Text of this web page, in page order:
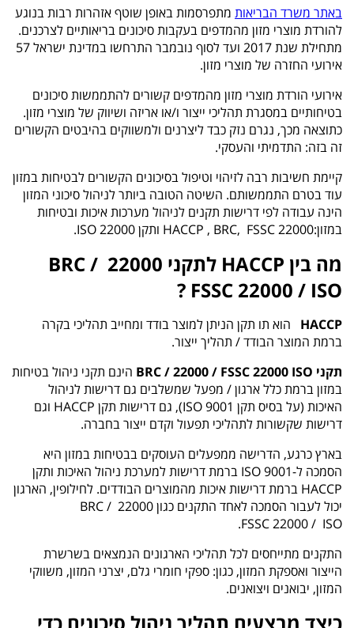
באתר משרד הבריאות מתפרסמות באופן שוטף אזהרות רבות בנוגע
להורדת מוצרי מזון מהמדפים בעקבות סיכונים בריאותיים לצרכנים.
מתחילת שנת 2017 ועד לסוף נובמבר התרחשו במדינת ישראל 57
אירועי החזרה של מוצרי מזון.
אירועי הורדת מוצרי מזון מהמדפים קשורים להתממשות סיכונים
בטיחותיים במסגרת תהליכי ייצור ו/או אריזה ושיווק של מוצרי מזון.
כתוצאה מכך, נגרם נזק כבד ליצרנים ולמשווקים בהיבטים הקשורים
זה בזה: התדמיתי והעסקי.
קיימת חשיבות רבה לזיהוי וטיפול בסיכונים הקשורים לבטיחות במזון
עוד בטרם התממשותם. השיטה הטובה ביותר לניהול סיכוני המזון
הינה עבודה לפי דרישות תקנים לניהול מערכות איכות ובטיחות
במזון:22000 HACCP , BRC, FSSC ותקן 22000 ISO.
מה בין HACCP לתקני 22000 BRC /
FSSC 22000 / ISO ?
HACCP הוא תו תקן הניתן למוצר בודד ומחייב תהליכי בקרה
ברמת המוצר הבודד / תהליך ייצור.
תקני BRC / 22000 / FSSC 22000 ISO
הינם תקני ניהול בטיחות
במזון ברמת כלל ארגון / מפעל שמשלבים גם דרישות לניהול
האיכות (על בסיס תקן 9001 ISO), גם דרישות תקן HACCP וגם
דרישות שקשורות לתהליכי תפעול וקדם ייצור בחברה.
בארץ כרגע, הדרישה ממפעלים העוסקים בבטיחות במזון היא
הסמכה ל-9001 ISO ברמת דרישות למערכת ניהול האיכות ותקן
HACCP ברמת דרישות איכות מהמוצרים הבודדים. לחילופין, הארגון
יכול לעבור הסמכה לאחד התקנים כגון 22000 BRC /
FSSC 22000 / ISO.
התקנים מתייחסים לכל תהליכי הארגונים הנמצאים בשרשרת
הייצור ואספקת המזון, כגון: ספקי חומרי גלם, יצרני המזון, משווקי
המזון, יבואנים ויצואנים.